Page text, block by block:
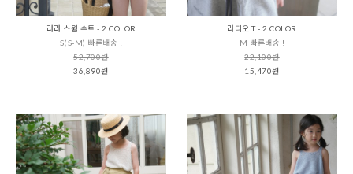
라라 스윔 수트 - 2 COLOR
S(S-M) 빠른배송 !
52,700원
36,890원
라디오 T - 2 COLOR
M 빠른배송 !
22,100원
15,470원